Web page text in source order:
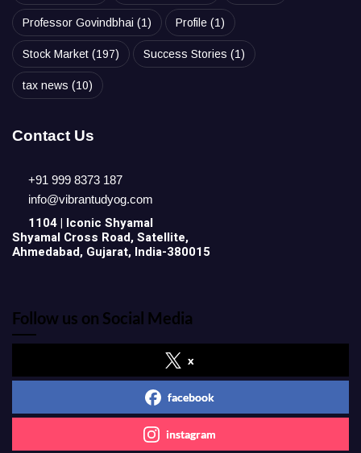
Professor Govindbhai (1) Profile (1)
Stock Market (197) Success Stories (1)
tax news (10)
Contact Us
+91 999 8373 187
info@vibrantudyog.com
1104 | Iconic Shyamal
Shyamal Cross Road, Satellite,
Ahmedabad, Gujarat, India-380015
Follow us on Social Media
x
facebook
instagram